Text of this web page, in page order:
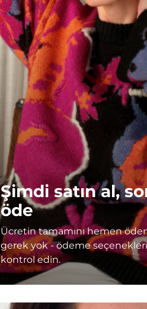
Şimdi satın al,
öde
Ücretin tamamını hemen
gerek yok - ödeme
kontrol edin.